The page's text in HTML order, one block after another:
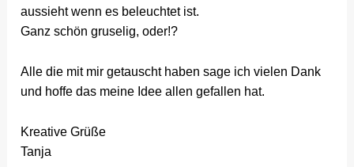
aussieht wenn es beleuchtet ist.
Ganz schön gruselig, oder!?
Alle die mit mir getauscht haben sage ich vielen Dank
und hoffe das meine Idee allen gefallen hat.
Kreative Grüße
Tanja